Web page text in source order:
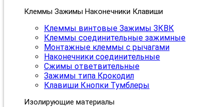
Клеммы Зажимы Наконечники Клавиши
Клеммы винтовые Зажимы ЗКВК
Клеммы соединительные зажимные
Монтажные клеммы с рычагами
Наконечники соединительные
Сжимы ответвительные
Зажимы типа Крокодил
Клавиши Кнопки Тумблеры
Изолирующие материалы